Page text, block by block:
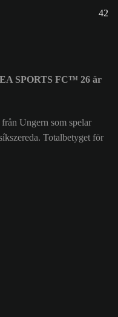
42
SPORTS FC™ 26 är
Ungern som spelar
Totalbetyget för